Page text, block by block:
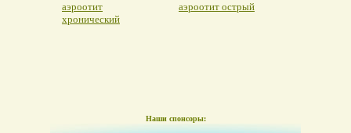
аэроотит
хронический
аэроотит острый
Наши спонсоры: